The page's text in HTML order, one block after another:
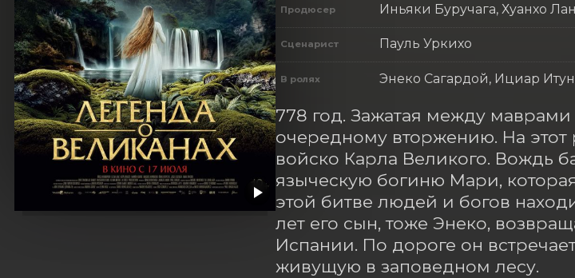
Продюсер Иньяки Буручага, Хуанхо
Сценарист Пауль Уркихо
В ролях Энеко Сагардой, Ициар
778 год. Зажатая между
очередному вторжению. На этот
войско Карла Великого. Вождь
языческую богиню Мари,
этой битве людей и богов
лет его сын, тоже Энеко,
Испании. По дороге он
живущую в заповедном лесу.